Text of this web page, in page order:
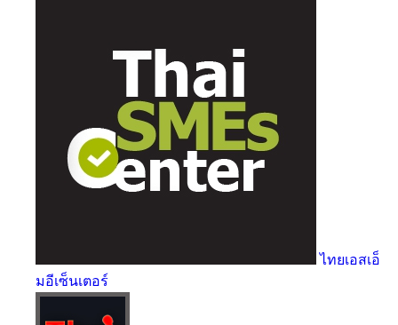
ไทยเอสเอ็
มอีเซ็นเตอร์